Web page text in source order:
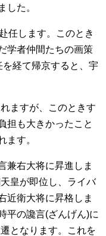
した。
任します。このとき
学者仲間たちの画策
経て帰京すると、宇
ますが、このときす
担も大きかったこと
ます。
兼右大将に昇進しま
皇が即位し、ライバ
近衛大将に昇格しま
平の讒言(ざんげん)に
となります。これを